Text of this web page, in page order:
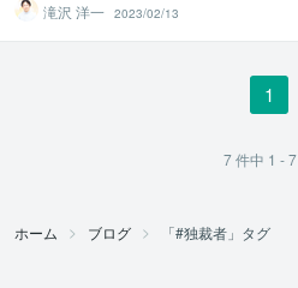
滝沢 洋一 2023/02/13
1
7件中 1 - 7
ホーム ブログ 「#独裁者」タグ